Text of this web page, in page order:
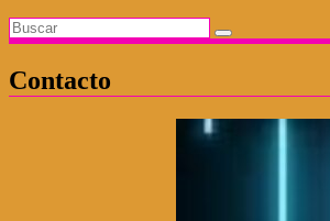
Contacto